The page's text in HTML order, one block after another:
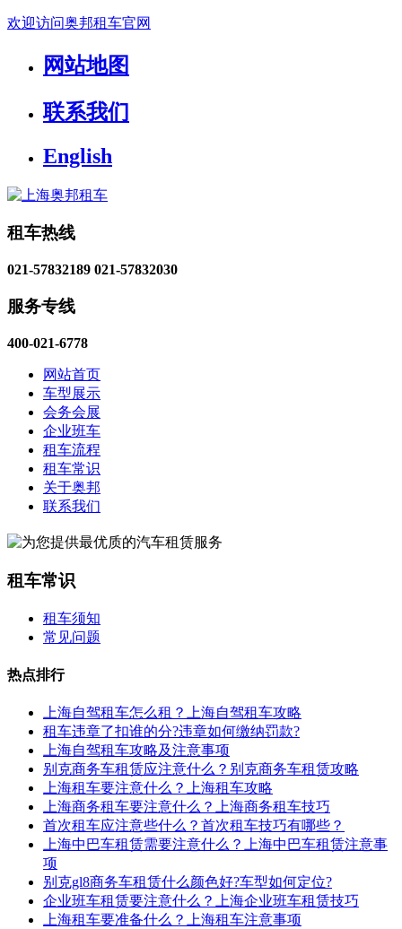
欢迎访问奥邦租车官网
网站地图
联系我们
English
租车热线
021-57832189 021-57832030
服务专线
400-021-6778
网站首页
车型展示
会务会展
企业班车
租车流程
租车常识
关于奥邦
联系我们
租车常识
租车须知
常见问题
热点排行
上海自驾租车怎么租？上海自驾租车攻略
租车违章了扣谁的分?违章如何缴纳罚款?
上海自驾租车攻略及注意事项
别克商务车租赁应注意什么？别克商务车租赁攻略
上海租车要注意什么？上海租车攻略
上海商务租车要注意什么？上海商务租车技巧
首次租车应注意些什么？首次租车技巧有哪些？
上海中巴车租赁需要注意什么？上海中巴车租赁注意事
项
别克gl8商务车租赁什么颜色好?车型如何定位?
企业班车租赁要注意什么？上海企业班车租赁技巧
上海租车要准备什么？上海租车注意事项